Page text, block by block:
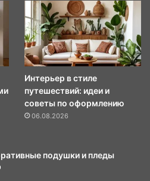
Интерьер в стиле
путешествий: идеи и
советы по оформлению
06.08.2026
подушки и пледы